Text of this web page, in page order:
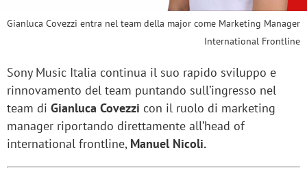
Gianluca Covezzi entra nel team della major come Marketing Manager
International Frontline
Sony Music Italia continua il suo rapido sviluppo e
rinnovamento del team puntando sull’ingresso nel
team di Gianluca Covezzi con il ruolo di marketing
manager riportando direttamente all’head of
international frontline, Manuel Nicoli.